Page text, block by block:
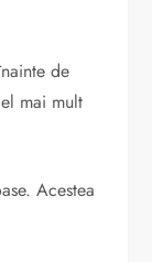
de
mai mult
Acestea